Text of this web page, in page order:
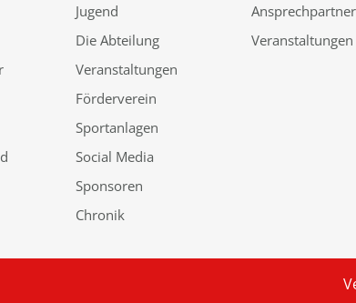
Jugend
Die Abteilung
Veranstaltungen
Förderverein
Sportanlagen
Social Media
Sponsoren
Chronik
Ansprechpartner
Veranstaltungen